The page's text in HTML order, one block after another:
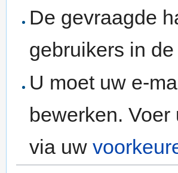
De gevraagde
gebruikers in
U moet uw e-
bewerken.
via uw